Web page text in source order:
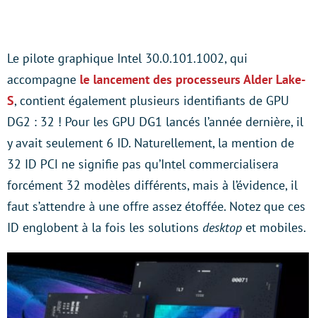
Le pilote graphique Intel 30.0.101.1002, qui
accompagne le lancement des processeurs Alder Lake-
S, contient également plusieurs identifiants de GPU
DG2 : 32 ! Pour les GPU DG1 lancés l’année dernière, il
y avait seulement 6 ID. Naturellement, la mention de
32 ID PCI ne signifie pas qu’Intel commercialisera
forcément 32 modèles différents, mais à l’évidence, il
faut s’attendre à une offre assez étoffée. Notez que ces
ID englobent à la fois les solutions desktop et mobiles.